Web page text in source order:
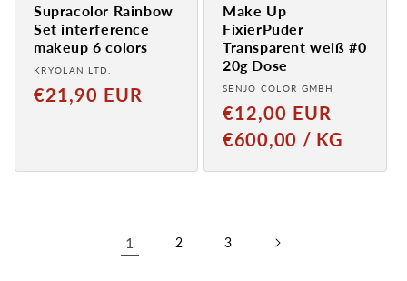
Supracolor Rainbow
Set interference
makeup 6 colors
Provider:
KRYOLAN LTD.
Normal
€21,90 EUR
Make Up
FixierPuder
Transparent weiß #0
20g Dose
Provider:
SENJO COLOR GMBH
Normal
price
€12,00 EUR
GRUNDPREIS
€600,00 / PRO
KG
1 2 3